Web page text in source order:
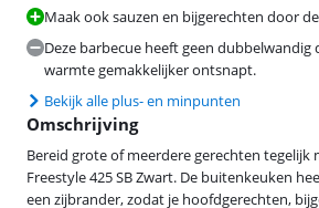
Maak ook sauzen en bijgerechten door
Deze barbecue heeft geen dubbelwandig
warmte gemakkelijker ontsnapt.
Bekijk alle plus- en minpunten
Omschrijving
Bereid grote of meerdere gerechten tegelijk
Freestyle 425 SB Zwart. De buitenkeuken
een zijbrander, zodat je hoofdgerechten,